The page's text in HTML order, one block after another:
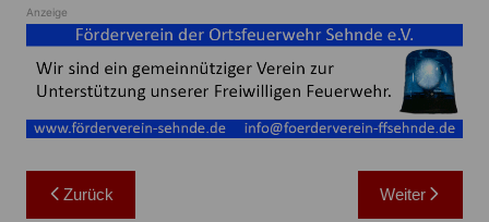
Anzeige
Beitragsnavigation
Zurück Weiter